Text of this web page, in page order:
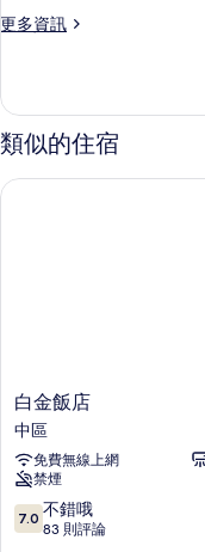
相
更多資訊
更
的
詳
情
類似的住宿
白
金
飯
店
中
區
白金飯店
中區
免費無線上網
禁煙
7.0
分，
7.0 不錯哦
83 則評論
白金飯店